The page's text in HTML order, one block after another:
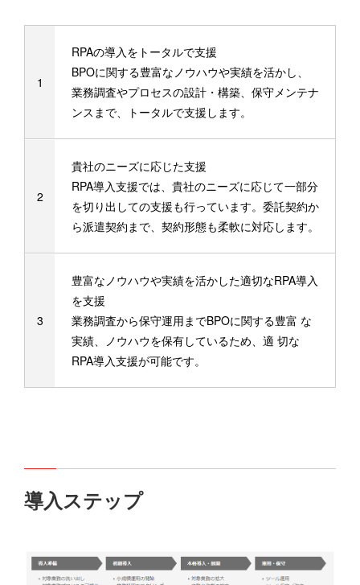
RPAの導入をトータルで支援
BPOに関する豊富なノウハウや実績を活かし、
業務調査やプロセスの設計・構築、保守メンテナ
ンスまで、トータルで支援します。
貴社のニーズに応じた支援
RPA導入支援では、貴社のニーズに応じて一部分
を切り出しての支援も行っています。委託契約か
ら派遣契約まで、契約形態も柔軟に対応します。
豊富なノウハウや実績を活かした適切なRPA導入
を支援
業務調査から保守運用までBPOに関する豊富 な
実績、ノウハウを保有しているため、適 切な
RPA導入支援が可能です。
導入ステップ